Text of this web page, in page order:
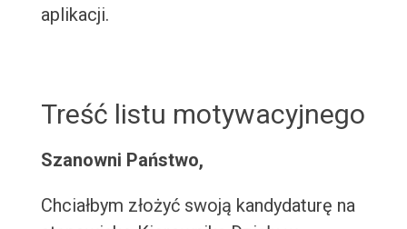
aplikacji.
Treść listu motywacyjnego
Szanowni Państwo,
Chciałbym złożyć swoją kandydaturę na